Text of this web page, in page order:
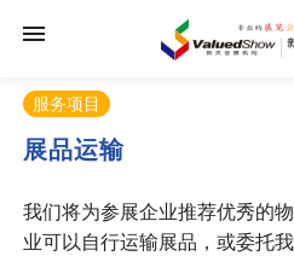
服务项目
展品运输
我们将为参展企业推荐优秀的
业可以自行运输展品，或委托